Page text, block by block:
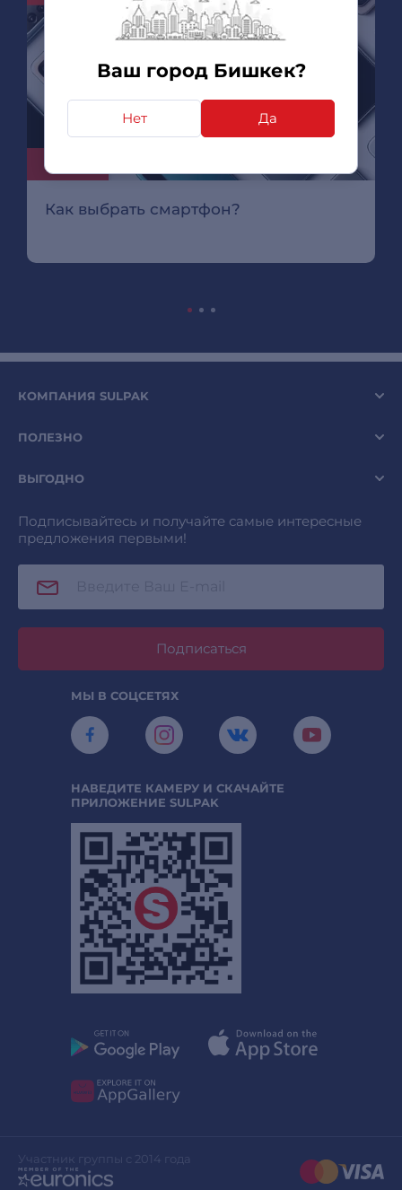
Ваш город Бишкек?
Нет Да
07.09.15
Как выбрать смартфон?
КОМПАНИЯ SULPAK
ПОЛЕЗНО
ВЫГОДНО
Подписывайтесь и получайте самые интересные
предложения первыми!
Подписаться
МЫ В СОЦСЕТЯХ
НАВЕДИТЕ КАМЕРУ И СКАЧАЙТЕ
ПРИЛОЖЕНИЕ SULPAK
Участник группы с 2014 года